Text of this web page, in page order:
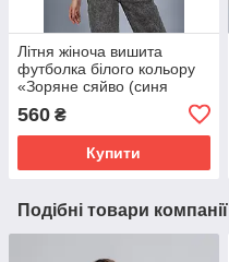
Літня жіноча вишита
футболка білого кольору
«Зоряне сяйво (синя
560 ₴
Купити
Подібні товари компанії